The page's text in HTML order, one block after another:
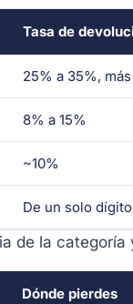
Tasa de
25% a 35%,
8% a 15%
~10%
De un solo dígito
de la
Dónde pierdes